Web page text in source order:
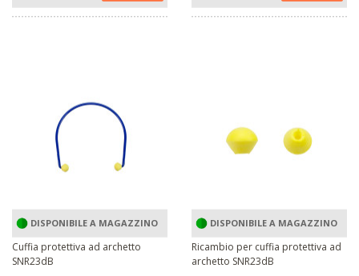
DISPONIBILE A MAGAZZINO
Cuffia protettiva ad archetto
SNR23dB
DISPONIBILE A MAGAZZINO
Ricambio per cuffia protettiva ad
archetto SNR23dB